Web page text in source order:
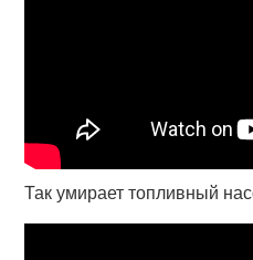
Так умирает топливный